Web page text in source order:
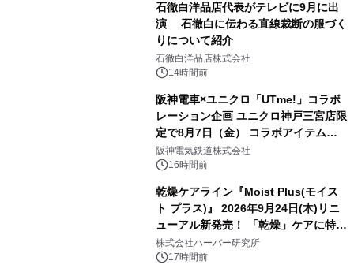
石徹白洋品店代表がテレビに9月に出
演 石徹白に伝わる直線裁断の服づく
りについて紹介
石徹白洋品店株式会社
14時間前
阪神電車×ユニクロ「UTme!」コラボ
レーション企画 ユニクロ神戸三宮店限
定で8月7日（金） コラボアイテムが
発売決定！
阪神電気鉄道株式会社
16時間前
乾燥ケアライン『Moist Plus(モイス
ト プラス)』 2026年9月24日(木)リニ
ューアル新発売！ 「乾燥」ケアに特化
し、ライン使いで潤いに満ちた肌へ
株式会社ハーバー研究所
17時間前